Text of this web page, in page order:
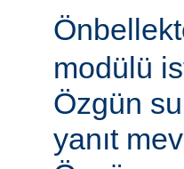
modülü
Özgün
yanıt